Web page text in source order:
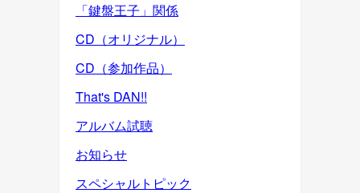
「鍵盤王子」関係
CD（オリジナル）
CD（参加作品）
That's DAN!!
アルバム試聴
お知らせ
スペシャルトピック